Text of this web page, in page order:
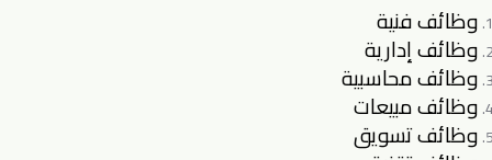
وظائف فنية
وظائف إدارية
وظائف محاسبية
وظائف مبيعات
وظائف تسويق